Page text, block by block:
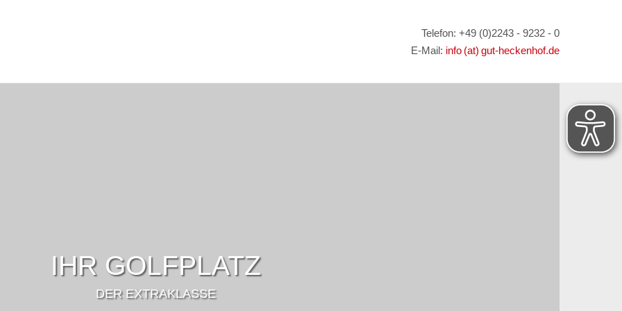
Telefon: +49 (0)2243 - 9232 - 0
E-Mail: info (at) gut-heckenhof.de
IHR GOLFPLATZ
DER EXTRAKLASSE